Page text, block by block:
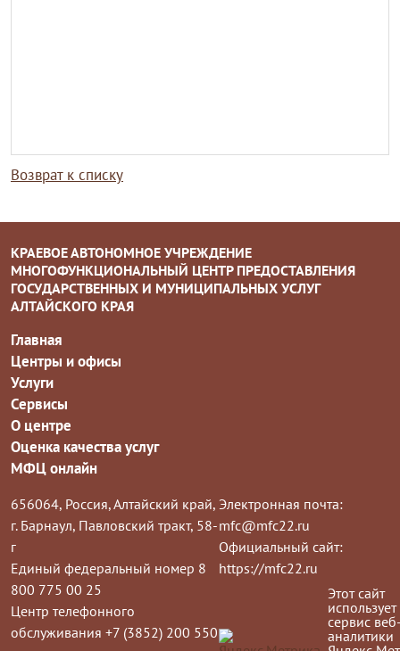
Возврат к списку
КРАЕВОЕ АВТОНОМНОЕ УЧРЕЖДЕНИЕ
МНОГОФУНКЦИОНАЛЬНЫЙ ЦЕНТР ПРЕДОСТАВЛЕНИЯ
ГОСУДАРСТВЕННЫХ И МУНИЦИПАЛЬНЫХ УСЛУГ
АЛТАЙСКОГО КРАЯ
Главная
Центры и офисы
Услуги
Сервисы
О центре
Оценка качества услуг
МФЦ онлайн
656064, Россия, Алтайский край,
г. Барнаул, Павловский тракт, 58-
г
Единый федеральный номер 8
800 775 00 25
Центр телефонного
обслуживания +7 (3852) 200 550
Электронная почта:
mfc@mfc22.ru
Официальный сайт:
https://mfc22.ru
Этот сайт
использует
сервис
аналитики